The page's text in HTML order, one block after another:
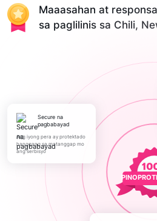
Maaasahan at
sa paglilinis sa Chili,
Secure na
pagbabayad
Ang iyong pera ay protektado
hanggang sa matanggap mo
ang serbisyo